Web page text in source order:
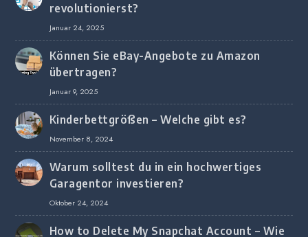
revolutionierst?
Januar 24, 2025
Können Sie eBay-Angebote zu Amazon
übertragen?
Januar 9, 2025
Kinderbettgrößen – Welche gibt es?
November 8, 2024
Warum solltest du in ein hochwertiges
Garagentor investieren?
Oktober 24, 2024
How to Delete My Snapchat Account – Wie